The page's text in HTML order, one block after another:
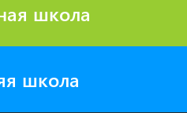
школа
школа